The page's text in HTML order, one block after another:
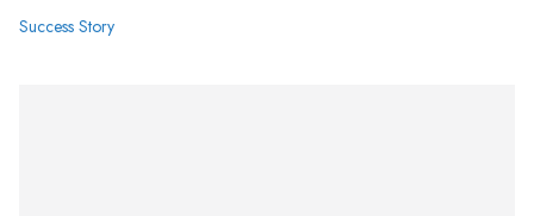
Success Story